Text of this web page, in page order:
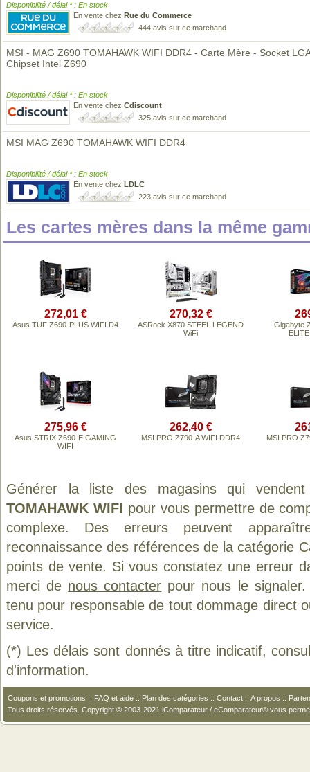
Disponibilité / délai * : En stock
En vente chez Rue du Commerce
444 avis sur ce marchand
MSI - MAG Z690 TOMAHAWK WIFI DDR4 - Carte Mère - Socket
Chipset Intel Z690
Disponibilité / délai * : En stock
En vente chez Cdiscount
325 avis sur ce marchand
MSI MAG Z690 TOMAHAWK WIFI DDR4
Disponibilité / délai * : En stock
En vente chez LDLC
223 avis sur ce marchand
Les cartes mères dans la même
272,01 €
Asus TUF Z690-PLUS WIFI D4
270,32 €
ASRock X870 STEEL LEGEND
WiFi
Gigabyte
275,96 €
Asus STRIX Z690-E GAMING
WIFI
262,40 €
MSI PRO Z790-A WIFI DDR4 MSI PRO
Générer la liste des magasins qui
TOMAHAWK WIFI pour vous permettre de
complexe. Des erreurs peuvent
reconnaissance des références de la catégorie
points de vente. Si vous constatez une erreur
merci de nous contacter pour nous le
tenu pour responsable de tout dommage direct
service.
(*) Les délais sont donnés à titre indicatif,
d'information.
Coupons et promotions :: FAQ et aide :: Plan des catégories :: Contact :: A propos ::
Tous droits réservés. Copyright © 2003-2021 iComparateur / eComparateur® vous